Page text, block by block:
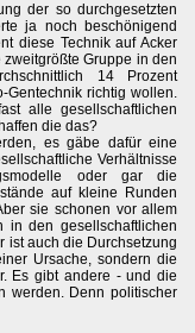
der so durchgesetzten
ja noch beschönigend
diese Technik auf Acker
Gruppe in den
14 Prozent
Gentechnik richtig wollen.
alle gesellschaftlichen
die das?
es gäbe dafür eine
Verhältnisse
oder gar die
auf kleine Runden
sie schonen vor allem
den gesellschaftlichen
ist auch die Durchsetzung
Ursache, sondern die
Es gibt andere - und die
werden. Denn politischer